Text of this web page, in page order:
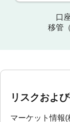
口
移管
リスクおよ
マーケット情報